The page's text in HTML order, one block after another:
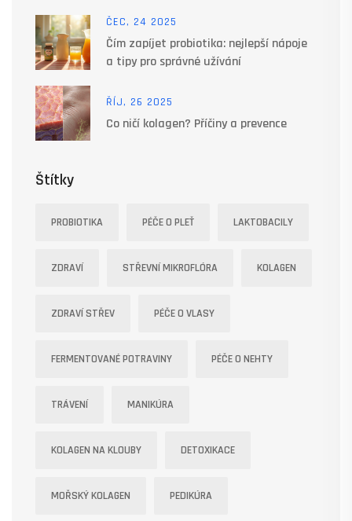
ČEC, 24 2025
Čím zapíjet probiotika: nejlepší nápoje
a tipy pro správné užívání
ŘÍJ, 26 2025
Co ničí kolagen? Příčiny a prevence
Štítky
PROBIOTIKA PÉČE O PLEŤ LAKTOBACILY
ZDRAVÍ STŘEVNÍ MIKROFLÓRA KOLAGEN
ZDRAVÍ STŘEV PÉČE O VLASY
FERMENTOVANÉ POTRAVINY PÉČE O NEHTY
TRÁVENÍ MANIKÚRA
KOLAGEN NA KLOUBY DETOXIKACE
MOŘSKÝ KOLAGEN PEDIKÚRA